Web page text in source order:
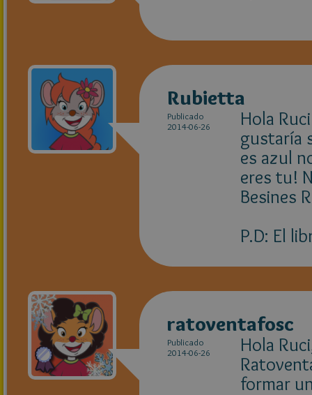
Rubietta
Publicado
2014-06-26
Hola
gustaría
es azul
eres tu!
Besines
P.D: El
ratoventafosc
Publicado
2014-06-26
Hola
formar